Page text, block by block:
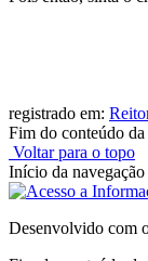
registrado em:
Fim do conteúdo da
Voltar para o topo
Início da navegação
Desenvolvido com